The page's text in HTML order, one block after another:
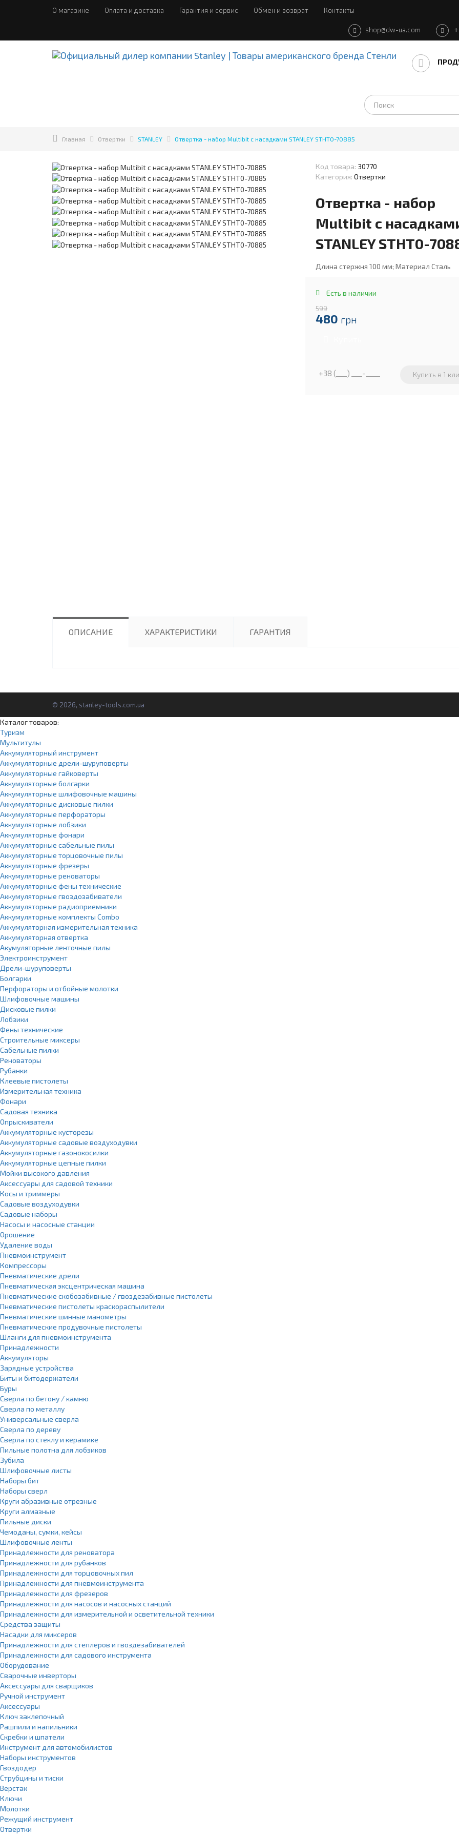
О магазине Оплата и доставка Гарантия и сервис Обмен и возврат Контакты
shop@dw-ua.com
Главная Отвертки STANLEY Отвертка - набор Multibit c насадками STANLEY STHT0-70885
Код товара: 30770
Категория:Отвертки
Отвертка - набор
Multibit c
STANLEY STHT0-
Длина стержня 100 мм; Материал Сталь
Есть в наличии
599
480 грн
ОПИСАНИЕ ХАРАКТЕРИСТИКИ ГАРАНТИЯ
© 2026, stanley-tools.com.ua
Каталог товаров:
Туризм
Мультитулы
Аккумуляторный инструмент
Аккумуляторные дрели-шуруповерты
Аккумуляторные гайковерты
Аккумуляторные болгарки
Аккумуляторные шлифовочные машины
Аккумуляторные дисковые пилки
Аккумуляторные перфораторы
Аккумуляторные лобзики
Аккумуляторные фонари
Аккумуляторные сабельные пилы
Аккумуляторные торцовочные пилы
Аккумуляторные фрезеры
Аккумуляторные реноваторы
Аккумуляторные фены технические
Аккумуляторные гвоздозабиватели
Аккумуляторные радиоприемники
Аккумуляторные комплекты Combo
Аккумуляторная измерительная техника
Аккумуляторная отвертка
Акумуляторные ленточные пилы
Электроинструмент
Дрели-шуруповерты
Болгарки
Перфораторы и отбойные молотки
Шлифовочные машины
Дисковые пилки
Лобзики
Фены технические
Строительные миксеры
Сабельные пилки
Реноваторы
Рубанки
Клеевые пистолеты
Измерительная техника
Фонари
Садовая техника
Опрыскиватели
Аккумуляторные кусторезы
Аккумуляторные садовые воздуходувки
Аккумуляторные газонокосилки
Аккумуляторные цепные пилки
Мойки высокого давления
Аксессуары для садовой техники
Косы и триммеры
Садовые воздуходувки
Садовые наборы
Насосы и насосные станции
Орошение
Удаление воды
Пневмоинструмент
Компрессоры
Пневматические дрели
Пневматическая эксцентрическая машина
Пневматические скобозабивные / гвоздезабивные пистолеты
Пневматические пистолеты краскораспылители
Пневматические шинные манометры
Пневматические продувочные пистолеты
Шланги для пневмоинструмента
Принадлежности
Аккумуляторы
Зарядные устройства
Биты и битодержатели
Буры
Сверла по бетону / камню
Сверла по металлу
Универсальные сверла
Сверла по дереву
Сверла по стеклу и керамике
Пильные полотна для лобзиков
Зубила
Шлифовочные листы
Наборы бит
Наборы сверл
Круги абразивные отрезные
Круги алмазные
Пильные диски
Чемоданы, сумки, кейсы
Шлифовочные ленты
Принадлежности для реноватора
Принадлежности для рубанков
Принадлежности для торцовочных пил
Принадлежности для пневмоинструмента
Принадлежности для фрезеров
Принадлежности для насосов и насосных станций
Принадлежности для измерительной и осветительной техники
Средства защиты
Насадки для миксеров
Принадлежности для степлеров и гвоздезабивателей
Принадлежности для садового инструмента
Оборудование
Сварочные инверторы
Аксессуары для сварщиков
Ручной инструмент
Аксессуары
Ключ заклепочный
Рашпили и напильники
Скребки и шпатели
Инструмент для автомобилистов
Наборы инструментов
Гвоздодер
Струбцины и тиски
Верстак
Ключи
Молотки
Режущий инструмент
Отвертки